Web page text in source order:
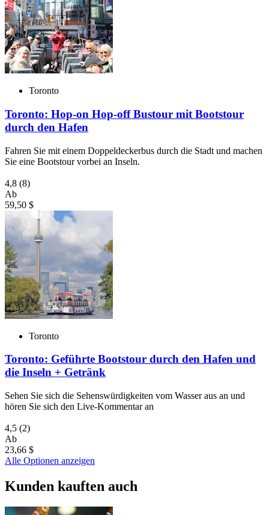
Toronto
Toronto: Hop-on Hop-off Bustour mit Bootstour
durch den Hafen
Fahren Sie mit einem Doppeldeckerbus durch die Stadt und machen
Sie eine Bootstour vorbei an Inseln.
4,8 (8)
Ab
59,50 $
Toronto
Toronto: Geführte Bootstour durch den Hafen und
die Inseln + Getränk
Sehen Sie sich die Sehenswürdigkeiten vom Wasser aus an und
hören Sie sich den Live-Kommentar an
4,5 (2)
Ab
23,66 $
Alle Optionen anzeigen
Kunden kauften auch